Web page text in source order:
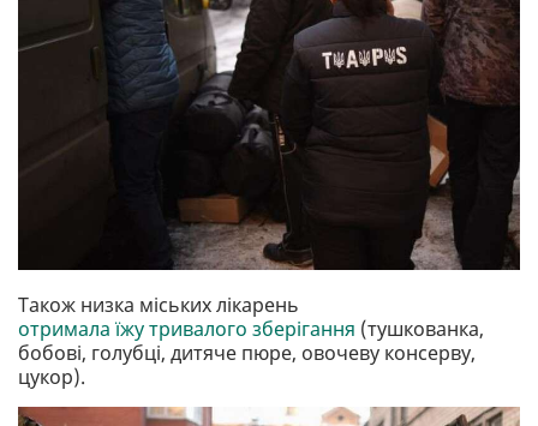
Також низка міських лікарень
отримала їжу тривалого зберігання (тушкованка,
бобові, голубці, дитяче пюре, овочеву консерву,
цукор).